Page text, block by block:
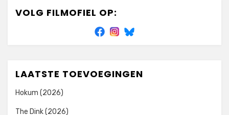
VOLG FILMOFIEL OP:
LAATSTE TOEVOEGINGEN
Hokum (2026)
The Dink (2026)